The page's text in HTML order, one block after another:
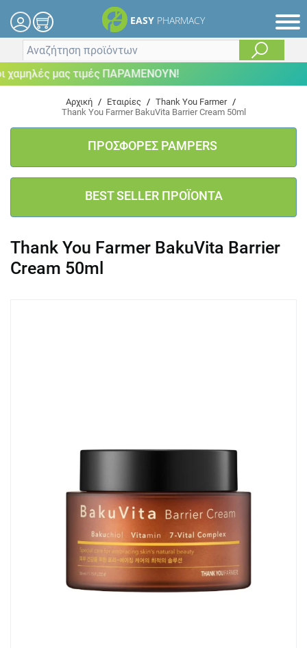
EASY PHARMACY
μας τιμές ΠΑΡΑΜΕΝΟΥΝ!
Αρχική / Εταιρίες / Thank You Farmer /
Thank You Farmer BakuVita Barrier Cream 50ml
ΠΡΟΣΦΟΡΕΣ PAMPERS
BEST SELLER ΠΡΟΪΟΝΤΑ
Thank You Farmer BakuVita Barrier
Cream 50ml